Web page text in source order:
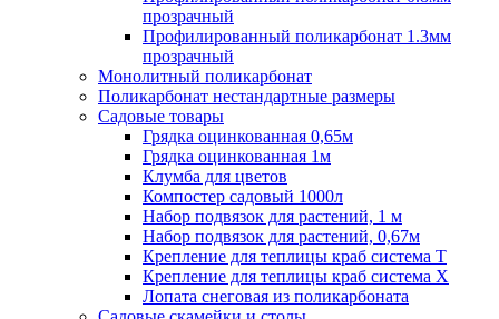
прозрачный
Профилированный поликарбонат 1.3мм
прозрачный
Монолитный поликарбонат
Поликарбонат нестандартные размеры
Садовые товары
Грядка оцинкованная 0,65м
Грядка оцинкованная 1м
Клумба для цветов
Компостер садовый 1000л
Набор подвязок для растений, 1 м
Набор подвязок для растений, 0,67м
Крепление для теплицы краб система Т
Крепление для теплицы краб система Х
Лопата снеговая из поликарбоната